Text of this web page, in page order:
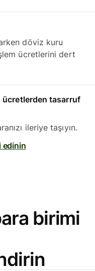
döviz kuru
ücretlerini dert
ücretlerden tasarruf
ileriye taşıyın.
edinin
birimi